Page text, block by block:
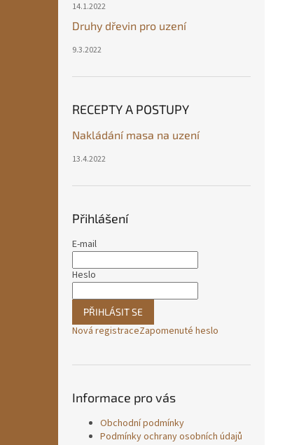
14.1.2022
Druhy dřevin pro uzení
9.3.2022
RECEPTY A POSTUPY
Nakládání masa na uzení
13.4.2022
Přihlášení
E-mail
Heslo
PŘIHLÁSIT SE
Nová registraceZapomenuté heslo
Informace pro vás
Obchodní podmínky
Podmínky ochrany osobních údajů